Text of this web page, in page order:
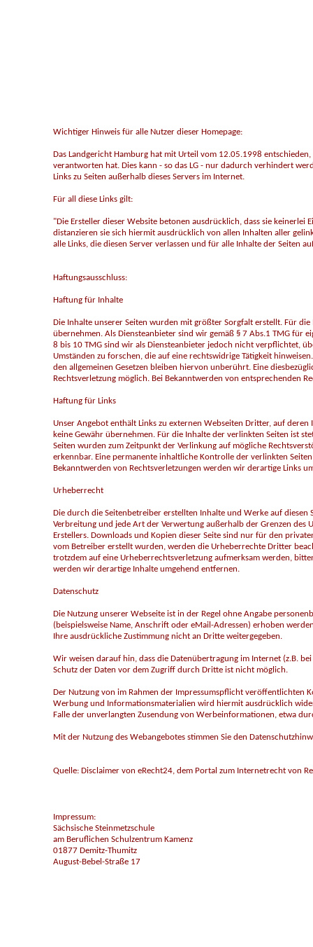
Wichtiger Hinweis für alle Nutzer dieser Homepage:
Das Landgericht Hamburg hat mit Urteil vom 12.05.1998
verantworten hat. Dies kann - so das LG - nur dadurch verhindert
Links zu Seiten außerhalb dieses Servers im Internet.
Für all diese Links gilt:
"Die Ersteller dieser Website betonen ausdrücklich, dass sie keinerlei
distanzieren sie sich hiermit ausdrücklich von allen Inhalten aller
alle Links, die diesen Server verlassen und für alle Inhalte der Seiten
Haftungsausschluss:
Haftung für Inhalte
Die Inhalte unserer Seiten wurden mit größter Sorgfalt erstellt. Für
übernehmen. Als Diensteanbieter sind wir gemäß § 7 Abs.1 TMG für
8 bis 10 TMG sind wir als Diensteanbieter jedoch nicht verpflichtet,
Umständen zu forschen, die auf eine rechtswidrige Tätigkeit
den allgemeinen Gesetzen bleiben hiervon unberührt. Eine
Rechtsverletzung möglich. Bei Bekanntwerden von entsprechenden
Haftung für Links
Unser Angebot enthält Links zu externen Webseiten Dritter, auf
keine Gewähr übernehmen. Für die Inhalte der verlinkten Seiten ist
Seiten wurden zum Zeitpunkt der Verlinkung auf mögliche
erkennbar. Eine permanente inhaltliche Kontrolle der verlinkten
Bekanntwerden von Rechtsverletzungen werden wir derartige Links
Urheberrecht
Die durch die Seitenbetreiber erstellten Inhalte und Werke auf
Verbreitung und jede Art der Verwertung außerhalb der Grenzen
Erstellers. Downloads und Kopien dieser Seite sind nur für den
vom Betreiber erstellt wurden, werden die Urheberrechte Dritter
trotzdem auf eine Urheberrechtsverletzung aufmerksam werden,
werden wir derartige Inhalte umgehend entfernen.
Datenschutz
Die Nutzung unserer Webseite ist in der Regel ohne Angabe
(beispielsweise Name, Anschrift oder eMail-Adressen) erhoben
Ihre ausdrückliche Zustimmung nicht an Dritte weitergegeben.
Wir weisen darauf hin, dass die Datenübertragung im Internet (z.B.
Schutz der Daten vor dem Zugriff durch Dritte ist nicht möglich.
Der Nutzung von im Rahmen der Impressumspflicht
Werbung und Informationsmaterialien wird hiermit ausdrücklich
Falle der unverlangten Zusendung von Werbeinformationen, etwa
Mit der Nutzung des Webangebotes stimmen Sie den
Quelle: Disclaimer von eRecht24, dem Portal zum Internetrecht von
Impressum:
Sächsische Steinmetzschule
am Beruflichen Schulzentrum Kamenz
01877 Demitz-Thumitz
August-Bebel-Straße 17